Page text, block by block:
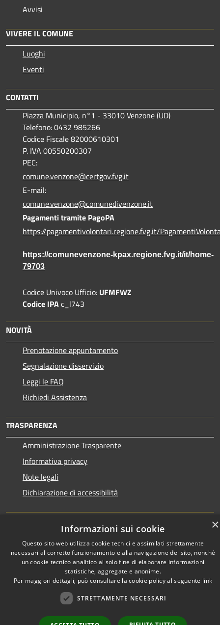
Avvisi
VIVERE IL COMUNE
Luoghi
Eventi
CONTATTI
Piazza Municipio, n°1 - 33010 Venzone (UD)
Telefono: 0432 985266
Codice Fiscale 82000610301
P. IVA 00550200307
PEC:
comune.venzone@certgov.fvg.it
E-mail:
comune.venzone@comunedivenzone.it
Pagamenti tramite PagoPA
https://pagamentivolontari.regione.fvg.it/
https://comunevenzone-kpax.regione.fvg.it/it/home-
79703
Codice Univoco Ufficio: UFMFWZ
Codice IPAc_l743
NOVITÀ
Prenotazione appuntamento
Segnalazione disservizio
Leggi le FAQ
Richiedi Assistenza
TRASPARENZA
Amministrazione Trasparente
Informativa privacy
Note legali
Dichiarazione di accessibilità
RSS
Accessibility
Privacy
Cookie
Copyright © 2026 • Town of •
Powered byMunicipium•
Admin access
×
Informazioni sui cookie
Questo sito web utilizza cookie tecnici e assimilati strettamente
necessari al corretto funzionamento e alla navigazione del sito, nonché
un cookie tecnico analitico al solo fine di elaborare informazioni
statistiche, aggregate e anonime.
Per maggiori dettagli, può consultare la cookie policy al seguente link
STRETTAMENTE NECESSARI